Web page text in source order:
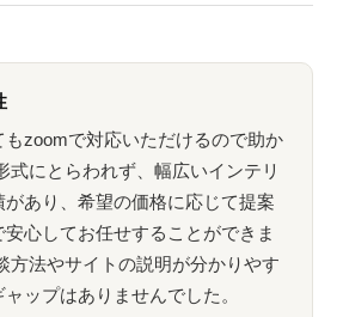
もzoomで対応いただけるので助か
式にとらわれず、幅広いインテリ
があり、希望の価格に応じて提案
安心してお任せすることができま
方法やサイトの説明が分かりやす
ップはありませんでした。